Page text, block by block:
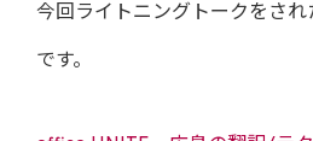
今回ライトニングトークをさ
です。